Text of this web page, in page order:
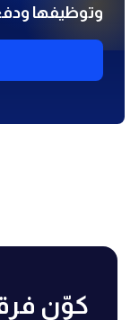
وتوظيفها
كوّن